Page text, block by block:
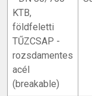
Telepítési mélység
0,75 m, 1 m, 1,25 m,
Jellemzők
EN 14384
KTB,
földfeletti
TŰZCSAP -
rozsdamentes
acél
(breakable)